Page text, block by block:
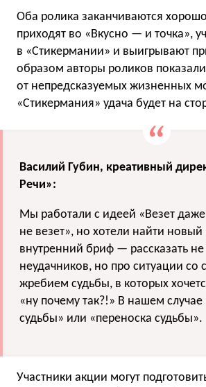
Оба ролика заканчиваются
приходят во «Вкусно — и точка»,
в «Стикермании» и выигрывают
образом авторы роликов
от непредсказуемых жизненных
«Стикермания» удача будет на
Василий Губин, креативный
Речи»:
Мы работали с идеей «Везет
не везет», но хотели найти
внутренний бриф — рассказать не
неудачников, но про ситуации со
жребием судьбы, в которых
«ну почему так?!» В нашем
судьбы» или «переноска судьбы».
Участники акции могут